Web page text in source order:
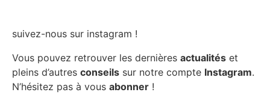
suivez-nous sur instagram !
Vous pouvez retrouver les dernières actualités et
pleins d’autres conseils sur notre compte Instagram.
N’hésitez pas à vous abonner !